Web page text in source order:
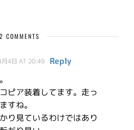
2 COMMENTS
4日 AT 20:49
Reply
ピア装着してます。走っ
すね。
り見ているわけではあり